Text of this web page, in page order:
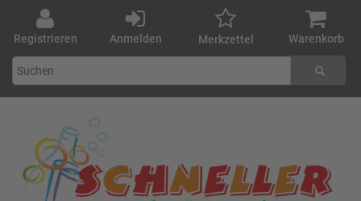
Registrieren Anmelden Merkzettel Warenkorb